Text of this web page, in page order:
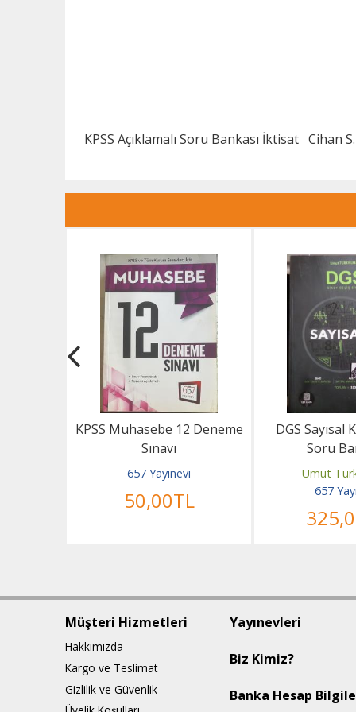
KPSS Açıklamalı Soru Bankası İktisat Cihan
KPSS Muhasebe 12 Deneme
Sınavı
657 Yayınevi
50,00TL
DGS Sayısal
Soru
Umut
657
325
Müşteri Hizmetleri
Hakkımızda
Kargo ve Teslimat
Gizlilik ve Güvenlik
Yayınevleri
Biz Kimiz?
Banka Hesap